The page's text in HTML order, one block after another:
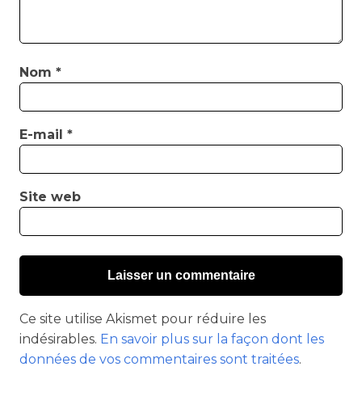
Nom *
E-mail *
Site web
Ce site utilise Akismet pour réduire les
indésirables. En savoir plus sur la façon dont les
données de vos commentaires sont traitées.